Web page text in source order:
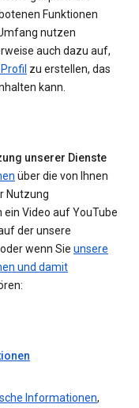
Funktionen
nutzen
auch dazu auf,
zu erstellen, das
kann.
unserer Dienste
über die von Ihnen
Nutzung
ein Video auf YouTube
der unsere
wenn Sie unsere
und damit
Informationen,